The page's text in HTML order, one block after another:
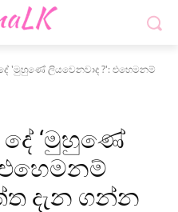
'මුහුණේ ලියවෙනවාද ?': එහෙමනම්
‘මුහුණේ
එහෙමනම්
දැන ගන්න